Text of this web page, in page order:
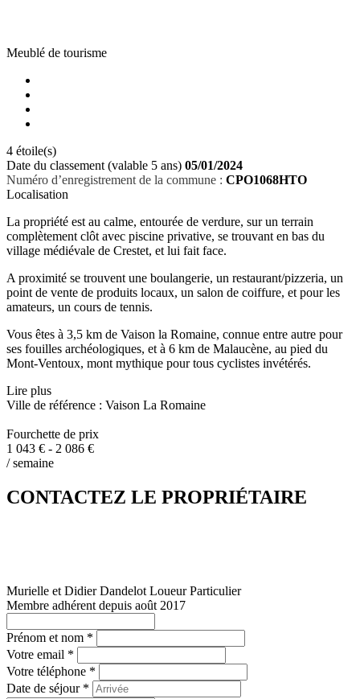
Meublé de tourisme
4 étoile(s)
Date du classement (valable 5 ans) 05/01/2024
Numéro d’enregistrement de la commune : CPO1068HTO
Localisation
La propriété est au calme, entourée de verdure, sur un terrain
complètement clôt avec piscine privative, se trouvant en bas du
village médiévale de Crestet, et lui fait face.
A proximité se trouvent une boulangerie, un restaurant/pizzeria, un
point de vente de produits locaux, un salon de coiffure, et pour les
amateurs, un cours de tennis.
Vous êtes à 3,5 km de Vaison la Romaine, connue entre autre pour
ses fouilles archéologiques, et à 6 km de Malaucène, au pied du
Mont-Ventoux, mont mythique pour tous cyclistes invétérés.
Lire plus
Ville de référence : Vaison La Romaine
Fourchette de prix
1 043 € - 2 086 €
/ semaine
CONTACTEZ LE PROPRIÉTAIRE
Murielle et Didier Dandelot Loueur Particulier
Membre adhérent depuis août 2017
Prénom et nom *
Votre email *
Votre téléphone *
Date de séjour *